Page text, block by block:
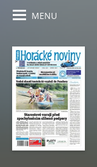
MENU